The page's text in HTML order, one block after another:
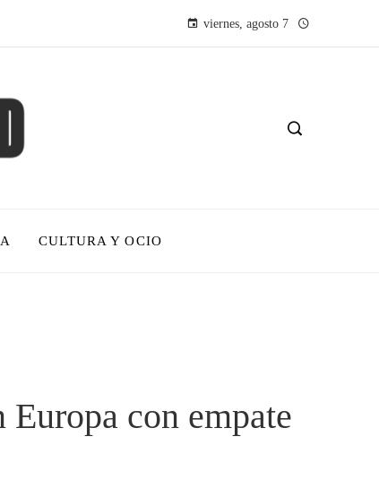
viernes, agosto 7
CULTURA Y OCIO
Europa con empate